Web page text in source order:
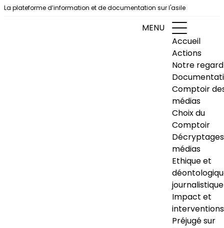
Aller au contenu
La plateforme d’information et de documentation sur l'asile
MENU
Accueil
Actions
Notre regard
Comptoir
médias
Choix du
Comptoir
Décryptages
médias
Ethique et
journalistique
Impact et
interventions
Préjugé sur